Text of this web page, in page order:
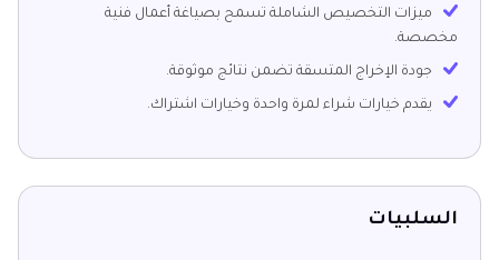
ميزات التخصيص الشاملة تسمح بصياغة أعمال فنية
مخصصة.
جودة الإخراج المتسقة تضمن نتائج موثوقة.
يقدم خيارات شراء لمرة واحدة وخيارات اشتراك.
السلبيات